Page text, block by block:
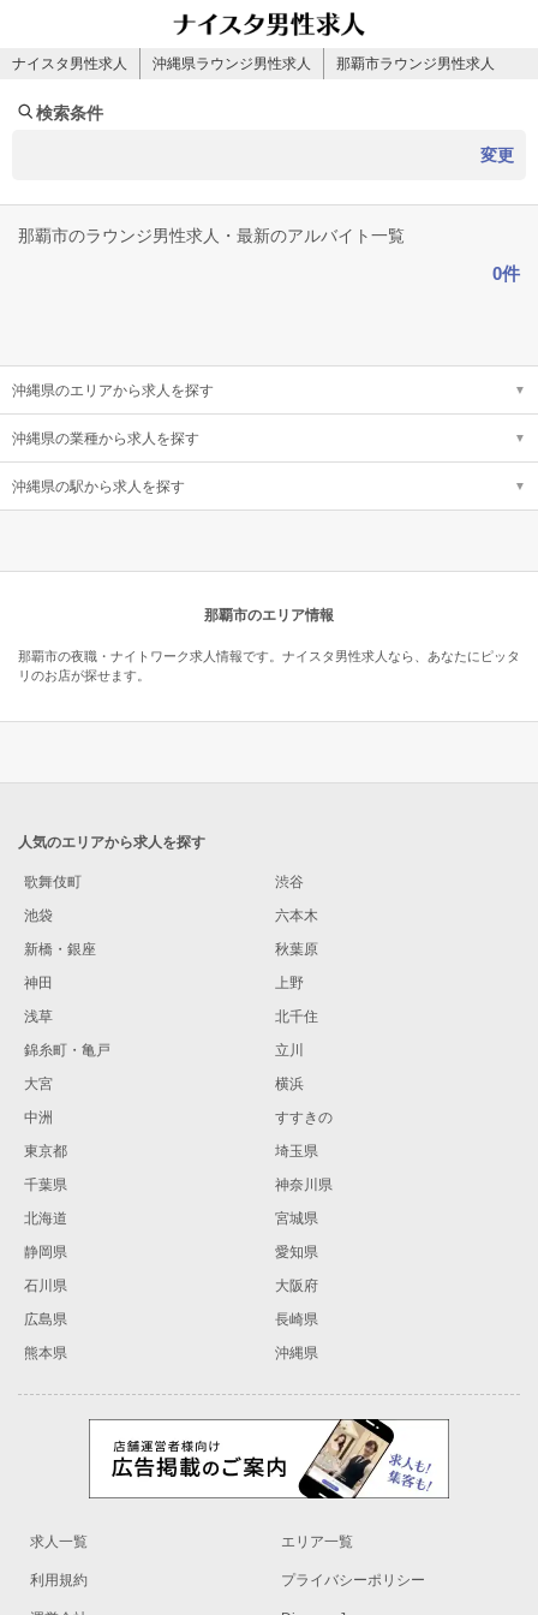
ナイスタ男性求人 沖縄県ラウンジ男性求人 那覇市ラウンジ男性求人
検索条件
変更
那覇市のラウンジ男性求人・最新のアルバイト一覧
0件
沖縄県のエリアから求人を探す
沖縄県の業種から求人を探す
沖縄県の駅から求人を探す
那覇市のエリア情報
那覇市の夜職・ナイトワーク求人情報です。ナイスタ男性求人なら、あなたにピッタ
リのお店が探せます。
人気のエリアから求人を探す
歌舞伎町
渋谷
池袋
六本木
新橋・銀座
秋葉原
神田
上野
浅草
北千住
錦糸町・亀戸
立川
大宮
横浜
中洲
すすきの
東京都
埼玉県
千葉県
神奈川県
北海道
宮城県
静岡県
愛知県
石川県
大阪府
広島県
長崎県
熊本県
沖縄県
求人一覧 エリア一覧
利用規約 プライバシーポリシー